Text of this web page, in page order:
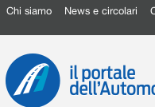
Chi siamo News e circolari